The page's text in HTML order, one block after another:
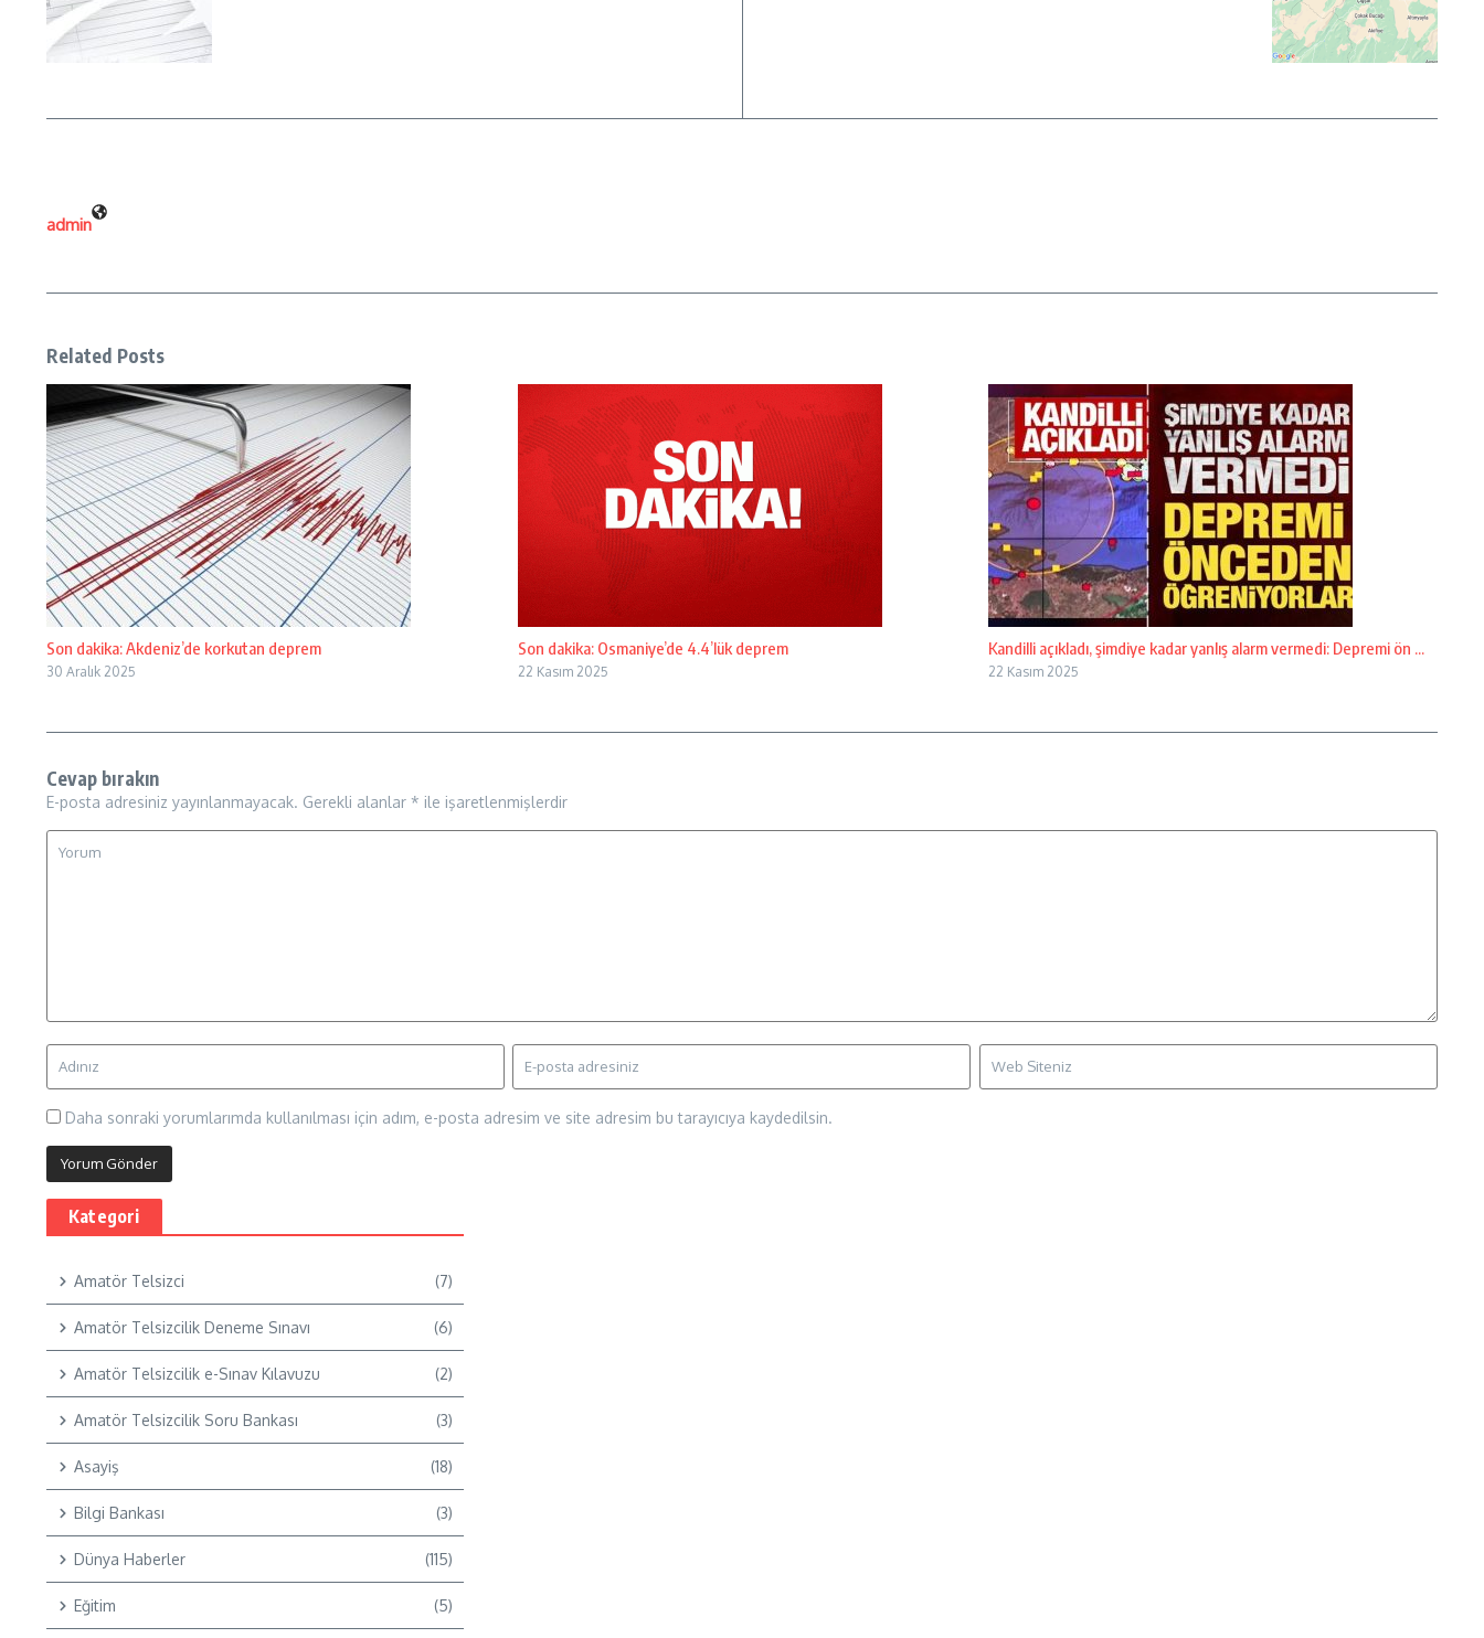
admin
Related Posts
Son dakika: Akdeniz’de korkutan deprem
30 Aralık 2025
Son dakika: Osmaniye’de 4.4’lük deprem
22 Kasım 2025
Kandilli açıkladı, şimdiye kadar yanlış alarm vermedi: Depremi ön ...
22 Kasım 2025
Cevap bırakın
E-posta adresiniz yayınlanmayacak. Gerekli alanlar * ile işaretlenmişlerdir
Daha sonraki yorumlarımda kullanılması için adım, e-posta adresim ve site adresim bu tarayıcıya kaydedilsin.
Kategori
Amatör Telsizci (7)
Amatör Telsizcilik Deneme Sınavı (6)
Amatör Telsizcilik e-Sınav Kılavuzu (2)
Amatör Telsizcilik Soru Bankası (3)
Asayiş (18)
Bilgi Bankası (3)
Dünya Haberler (115)
Eğitim (5)